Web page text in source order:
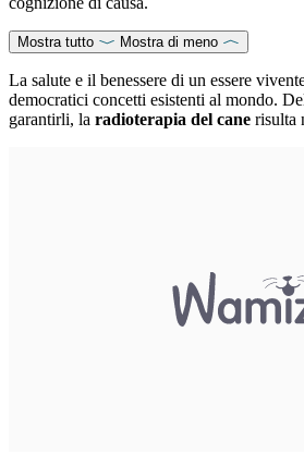
Mostra tutto Mostra di meno
La salute e il benessere di un essere
democratici concetti esistenti al mondo.
garantirli, la radioterapia del cane risulta